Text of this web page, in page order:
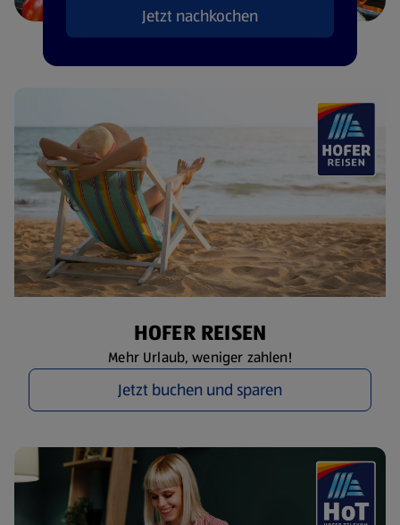
Jetzt nachkochen
HOFER REISEN
Mehr Urlaub, weniger zahlen!
Jetzt buchen und sparen